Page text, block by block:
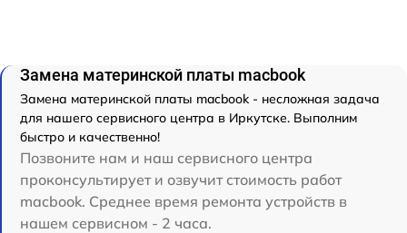
Замена материнской платы macbook
Замена материнской платы macbook - несложная задача
для нашего сервисного центра в Иркутске. Выполним
быстро и качественно!
Позвоните нам и наш сервисного центра
проконсультирует и озвучит стоимость работ
macbook. Среднее время ремонта устройств в
нашем сервисном - 2 часа.